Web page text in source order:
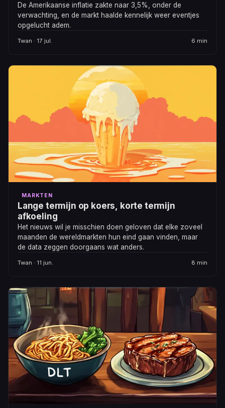
De Amerikaanse inflatie zakte naar 3,5%, onder de
verwachting, en de markt haalde kennelijk weer eventjes
opgelucht adem.
Twan · 17 jul. 6 min
MARKTEN
Lange termijn op koers, korte termijn
afkoeling
Het nieuws wil je misschien doen geloven dat elke zoveel
maanden de wereldmarkten hun eind gaan vinden, maar
de data zeggen doorgaans wat anders.
Twan · 11 jun. 8 min